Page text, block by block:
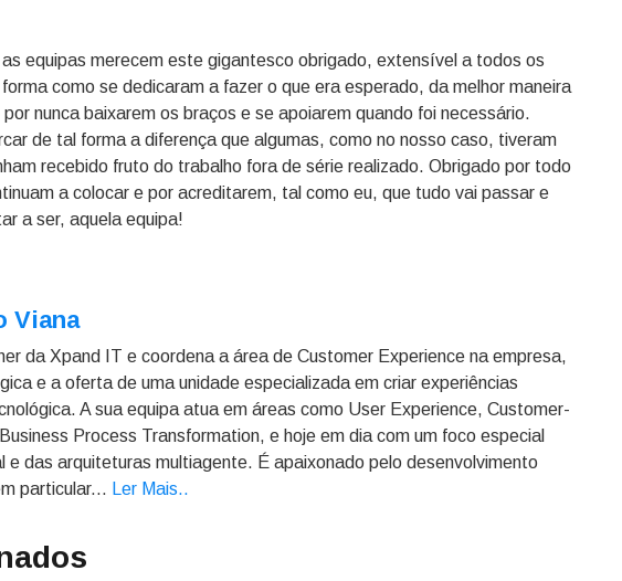
equipas merecem este gigantesco obrigado, extensível a todos os
como se dedicaram a fazer o que era esperado, da melhor maneira
nunca baixarem os braços e se apoiarem quando foi necessário.
de tal forma a diferença que algumas, como no nosso caso, tiveram
recebido fruto do trabalho fora de série realizado. Obrigado por todo
a colocar e por acreditarem, tal como eu, que tudo vai passar e
a ser, aquela equipa!
Viana
da Xpand IT e coordena a área de Customer Experience na empresa,
e a oferta de uma unidade especializada em criar experiências
A sua equipa atua em áreas como User Experience, Customer-
Process Transformation, e hoje em dia com um foco especial
e das arquiteturas multiagente. É apaixonado pelo desenvolvimento
particular...
Ler Mais..